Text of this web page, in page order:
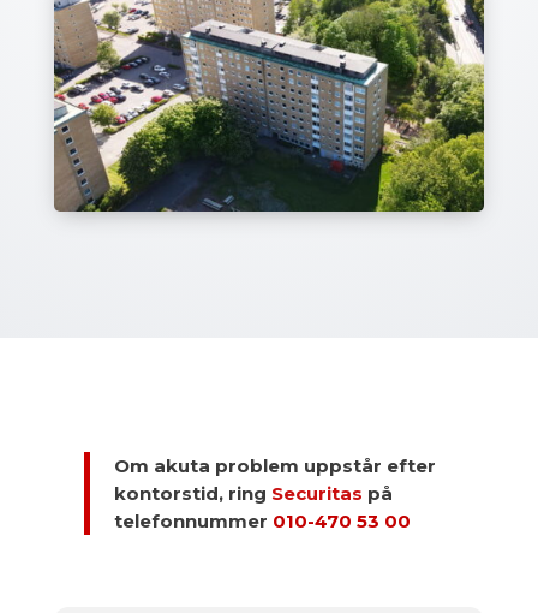
Om akuta problem uppstår efter
kontorstid, ring Securitas på
telefonnummer 010-470 53 00